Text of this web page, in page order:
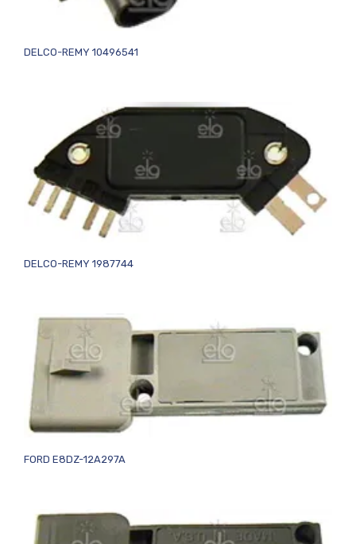
DELCO-REMY 10496541
DELCO-REMY 1987744
FORD E8DZ-12A297A